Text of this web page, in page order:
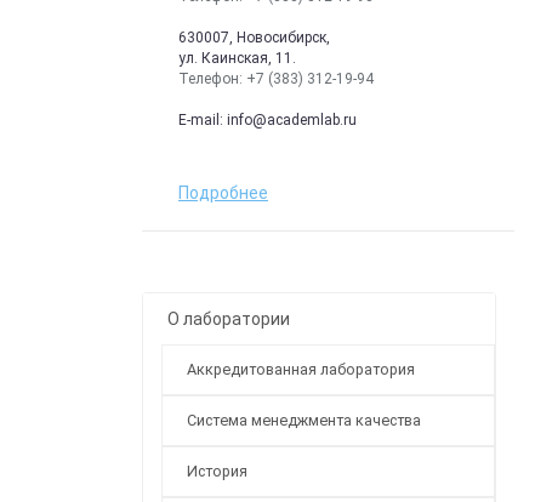
630007, Новосибирск,
ул. Каинская, 11.
Телефон: +7 (383) 312-19-94
E-mail: info@academlab.ru
Подробнее
О лаборатории
Аккредитованная лаборатория
Система менеджмента качества
История